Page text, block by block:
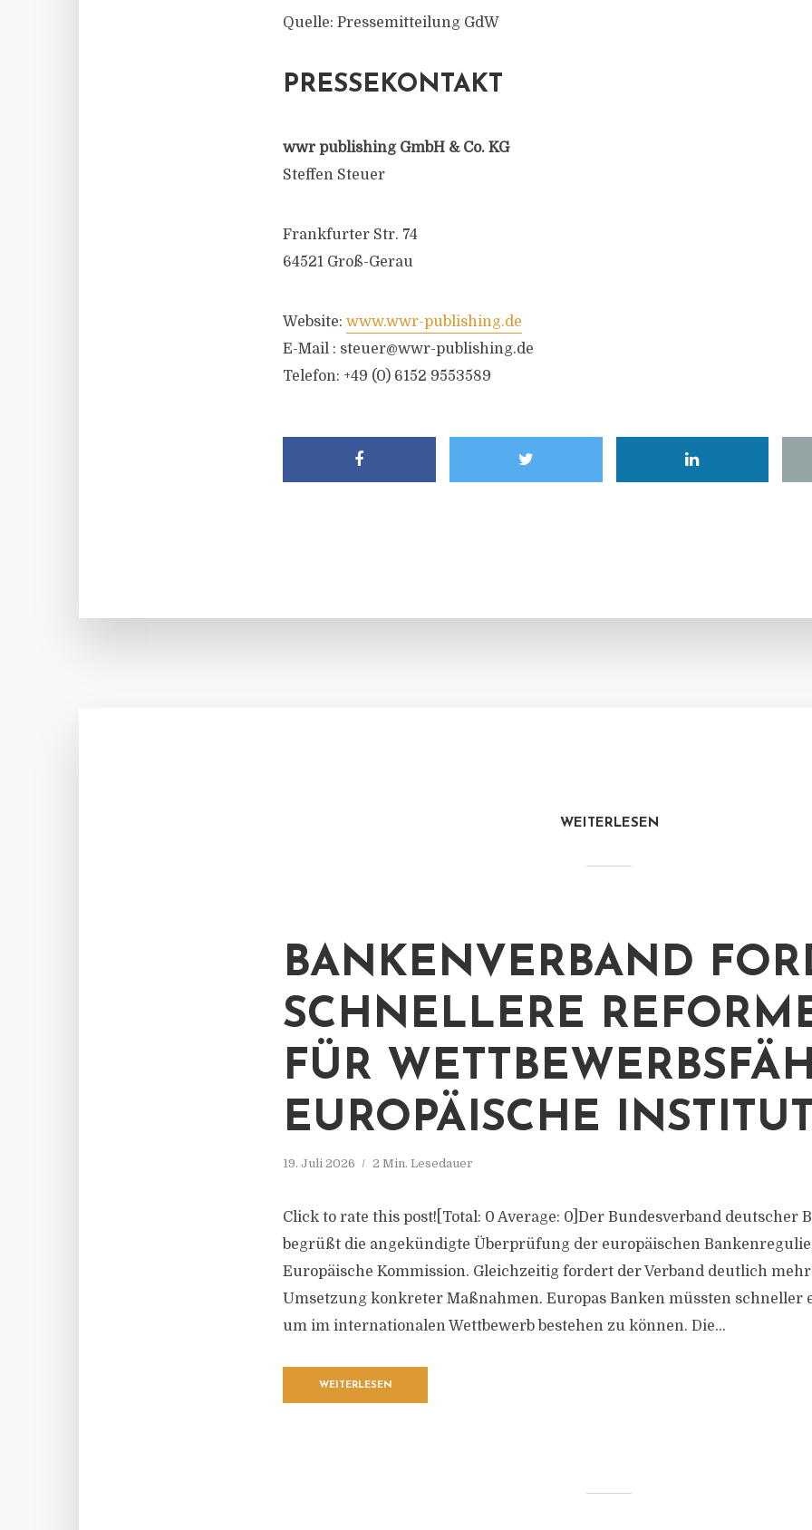
Quelle: Pressemitteilung GdW
PRESSEKONTAKT
wwr publishing GmbH & Co. KG
Steffen Steuer
Frankfurter Str. 74
64521 Groß-Gerau
Website: www.wwr-publishing.de
E-Mail : steuer@wwr-publishing.de
Telefon: +49 (0) 6152 9553589
WEITERLESEN
BANKENVERBAND
SCHNELLERE
FÜR
EUROPÄISCHE
19. Juli 2026 2 Min. Lesedauer
Click to rate this post![Total: 0 Average: 0]Der Bundesverband deutscher
begrüßt die angekündigte Überprüfung der europäischen
Europäische Kommission. Gleichzeitig fordert der Verband deutlich mehr
Umsetzung konkreter Maßnahmen. Europas Banken müssten schneller
um im internationalen Wettbewerb bestehen zu können. Die...
WEITERLESEN